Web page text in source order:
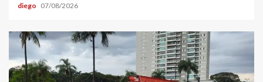
diego 07/08/2026